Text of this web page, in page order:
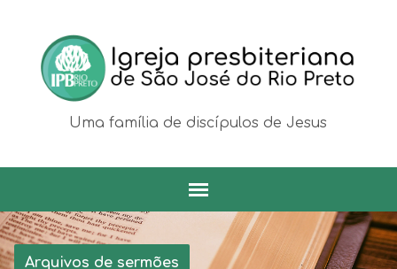
Uma família de discípulos de Jesus
Arquivos de sermões